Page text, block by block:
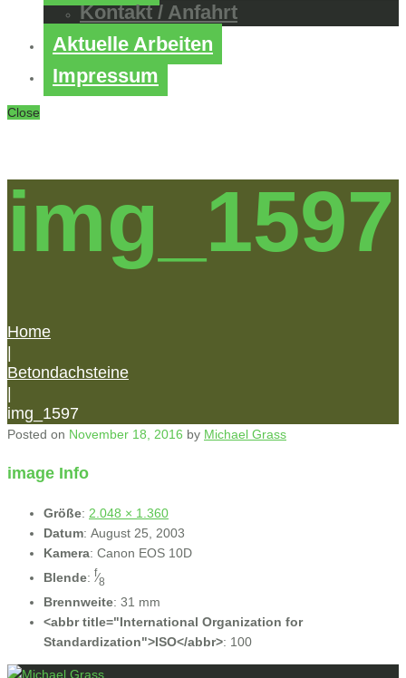
Kontakt / Anfahrt
Aktuelle Arbeiten
Impressum
Close
img_1597
Home
Betondachsteine
img_1597
Posted on November 18, 2016 by Michael Grass
image Info
Größe: 2.048 × 1.360
Datum: August 25, 2003
Kamera: Canon EOS 10D
Blende: f⁄8
Brennweite: 31 mm
<abbr title="International Organization for
Standardization">ISO</abbr>: 100